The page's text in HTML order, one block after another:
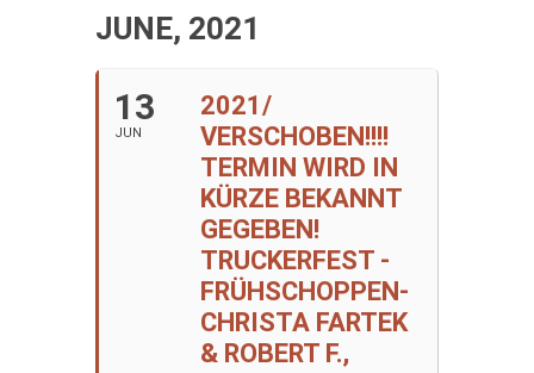
JUNE, 2021
13
JUN
2021/
VERSCHOBEN!!!!
TERMIN WIRD IN
KÜRZE BEKANNT
GEGEBEN!
TRUCKERFEST -
FRÜHSCHOPPEN-
CHRISTA FARTEK
& ROBERT F.,